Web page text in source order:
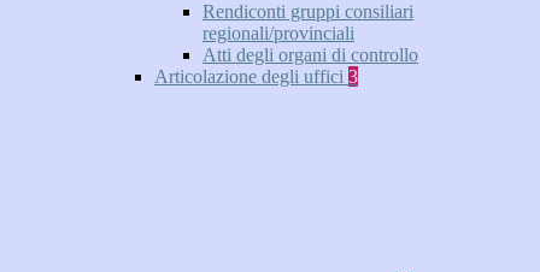
Rendiconti gruppi consiliari
regionali/provinciali
Atti degli organi di controllo
Articolazione degli uffici 3